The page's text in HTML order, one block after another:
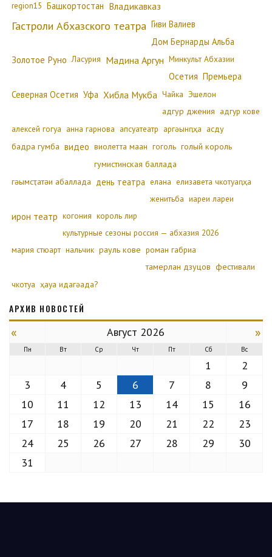
region15 Башкортостан Владикавказ
Гастроли Абхазского театра Гиви Валиев
Дом Бернарды Альба
Золотое Руно Ласурия Мадина Аргун Минкульт Абхазии
Осетия Премьера
Северная Осетия Уфа Хибла Мукба Чайка Эшелон
адгур джения адгур кове
алексей гогуа анна гарнова апсуатеатр аргәынԥҳа асду
бадра гумба видео виолетта маан гоголь голый король
гумистинская баллада
гәымсҭатәи абаллада день театра елана елизавета чкотуаԥҳа
женитьба иареи лареи
ирон театр когония король лир
культурные сезоны россия — абхазия 2026
мария стюарт нальчик рауль кове роман габриа
тамерлан дзуцов фестивали
чкотуа ҳауа идагәада?
АРХИВ НОВОСТЕЙ
« Август 2026 »
Пн Вт Ср Чт Пт Сб Вс
1
2
3
4 5 6 7 8
9
10
11 12 13 14 15
16
17
18 19 20 21 22
23
24
25 26 27 28 29
30
31